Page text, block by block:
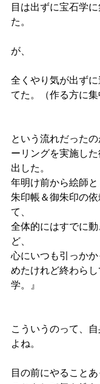
目は出ずに宝石学
た。
が、
全くやり気が出ず
てた。（作る方に集
という流れだった
ーリングを実施し
出した。
年明け前から絵師
朱印帳＆御朱印の
て、
全体的にはすでに
ど、
心にいつも引っか
めたけれど終わら
学。』
こういうのって、
よね。
目の前にやること